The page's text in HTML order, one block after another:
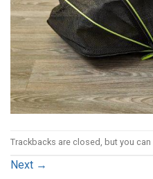
Trackbacks are closed, but you can
Next →